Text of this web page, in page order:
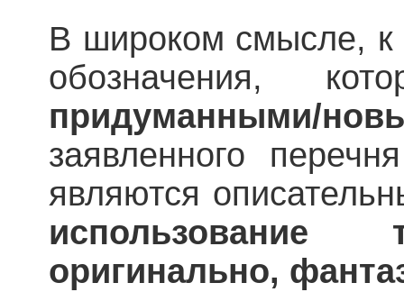
В широком смысле, к
обозначения,
придуманными/
заявленного
являются
использование
оригинально,